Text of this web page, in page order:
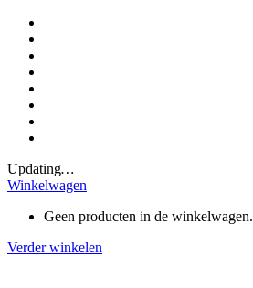
Updating…
Winkelwagen
Geen producten in de winkelwagen.
Verder winkelen